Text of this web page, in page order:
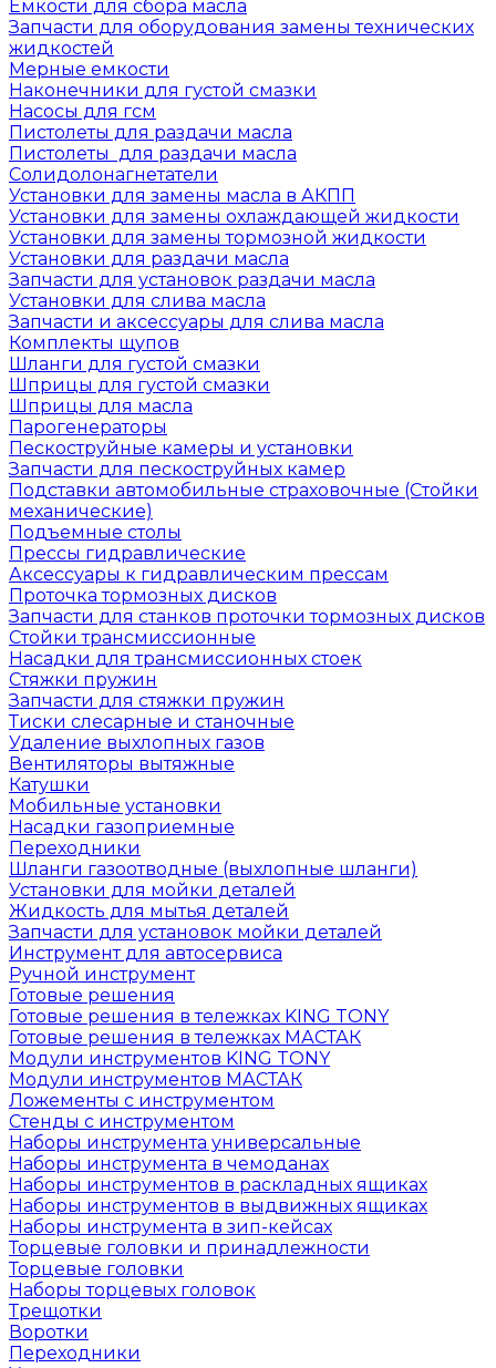
Емкости для сбора масла
Запчасти для оборудования замены технических
жидкостей
Мерные емкости
Наконечники для густой смазки
Насосы для гсм
Пистолеты для раздачи масла
Пистолеты для раздачи масла
Солидолонагнетатели
Установки для замены масла в АКПП
Установки для замены охлаждающей жидкости
Установки для замены тормозной жидкости
Установки для раздачи масла
Запчасти для установок раздачи масла
Установки для слива масла
Запчасти и аксессуары для слива масла
Комплекты щупов
Шланги для густой смазки
Шприцы для густой смазки
Шприцы для масла
Парогенераторы
Пескоструйные камеры и установки
Запчасти для пескоструйных камер
Подставки автомобильные страховочные (Стойки
механические)
Подъемные столы
Прессы гидравлические
Аксессуары к гидравлическим прессам
Проточка тормозных дисков
Запчасти для станков проточки тормозных дисков
Стойки трансмиссионные
Насадки для трансмиссионных стоек
Стяжки пружин
Запчасти для стяжки пружин
Тиски слесарные и станочные
Удаление выхлопных газов
Вентиляторы вытяжные
Катушки
Мобильные установки
Насадки газоприемные
Переходники
Шланги газоотводные (выхлопные шланги)
Установки для мойки деталей
Жидкость для мытья деталей
Запчасти для установок мойки деталей
Инструмент для автосервиса
Ручной инструмент
Готовые решения
Готовые решения в тележках KING TONY
Готовые решения в тележках МАСТАК
Модули инструментов KING TONY
Модули инструментов МАСТАК
Ложементы с инструментом
Стенды с инструментом
Наборы инструмента универсальные
Наборы инструмента в чемоданах
Наборы инструментов в раскладных ящиках
Наборы инструментов в выдвижных ящиках
Наборы инструмента в зип-кейсах
Торцевые головки и принадлежности
Торцевые головки
Наборы торцевых головок
Трещотки
Воротки
Переходники